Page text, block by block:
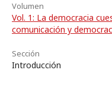
Volumen
Vol. 1: La democracia
comunicación y
Sección
Introducción